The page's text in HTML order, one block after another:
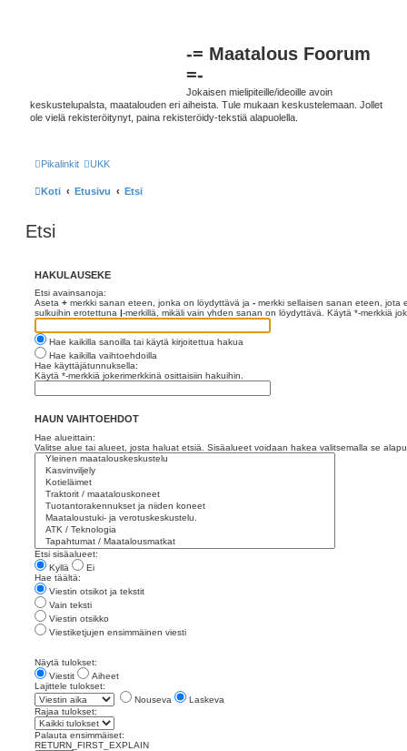
-= Maatalous Foorum
=-
Jokaisen mielipiteille/ideoille avoin
keskustelupalsta, maatalouden eri aiheista. Tule mukaan keskustelemaan. Jollet
ole vielä rekisteröitynyt, paina rekisteröidy-tekstiä alapuolella.
Pikalinkit UKK
Koti Etusivu Etsi
Etsi
HAKULAUSEKE
Etsi avainsanoja:
Aseta + merkki sanan eteen, jonka on löydyttävä ja - merkki sellaisen sanan eteen, jota
sulkuihin erotettuna |-merkillä, mikäli vain yhden sanan on löydyttävä. Käytä *-merkkiä
Hae kaikilla sanoilla tai käytä kirjoitettua hakua
Hae kaikilla vaihtoehdoilla
Hae käyttäjätunnuksella:
Käytä *-merkkiä jokerimerkkinä osittaisiin hakuihin.
HAUN VAIHTOEHDOT
Hae alueittain:
Valitse alue tai alueet, josta haluat etsiä. Sisäalueet voidaan hakea valitsemalla se
Etsi sisäalueet:
Kyllä
Ei
Hae täältä:
Viestin otsikot ja tekstit
Vain teksti
Viestin otsikko
Viestiketjujen ensimmäinen viesti
Näytä tulokset:
Viestit
Aiheet
Lajittele tulokset:
Nouseva
Laskeva
Rajaa tulokset:
Palauta ensimmäiset:
RETURN_FIRST_EXPLAIN